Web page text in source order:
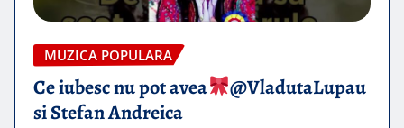
MUZICA POPULARA
Ce iubesc nu pot avea
​@VladutaLupau
si Stefan Andreica